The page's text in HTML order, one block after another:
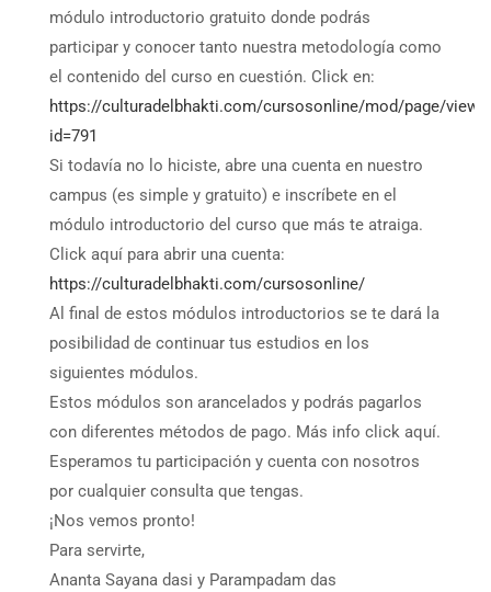
módulo introductorio gratuito donde podrás
participar y conocer tanto nuestra metodología como
el contenido del curso en cuestión. Click en:
https://culturadelbhakti.com/cursosonline/mod/page/
id=791
Si todavía no lo hiciste, abre una cuenta en nuestro
campus (es simple y gratuito) e inscríbete en el
módulo introductorio del curso que más te atraiga.
Click aquí para abrir una cuenta:
https://culturadelbhakti.com/cursosonline/
Al final de estos módulos introductorios se te dará la
posibilidad de continuar tus estudios en los
siguientes módulos.
Estos módulos son arancelados y podrás pagarlos
con diferentes métodos de pago. Más info click aquí.
Esperamos tu participación y cuenta con nosotros
por cualquier consulta que tengas.
¡Nos vemos pronto!
Para servirte,
Ananta Sayana dasi y Parampadam das